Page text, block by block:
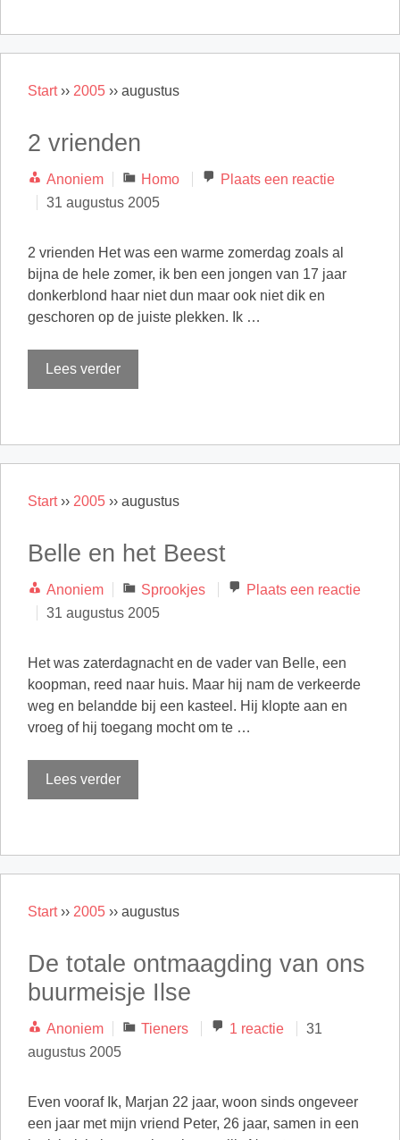
Start›› 2005 ›› augustus
2 vrienden
Anoniem Categorieën
Homo
Plaats een reactie
31 augustus 2005
2 vrienden Het was een warme zomerdag zoals al
bijna de hele zomer, ik ben een jongen van 17 jaar
donkerblond haar niet dun maar ook niet dik en
geschoren op de juiste plekken. Ik …
Lees verder
Start›› 2005 ›› augustus
Belle en het Beest
Anoniem Categorieën
Sprookjes
Plaats een reactie
31 augustus 2005
Het was zaterdagnacht en de vader van Belle, een
koopman, reed naar huis. Maar hij nam de verkeerde
weg en belandde bij een kasteel. Hij klopte aan en
vroeg of hij toegang mocht om te …
Lees verder
Start›› 2005 ›› augustus
De totale ontmaagding van ons
buurmeisje Ilse
Anoniem Categorieën
Tieners 1 reactie
31
augustus 2005
Even vooraf Ik, Marjan 22 jaar, woon sinds ongeveer
een jaar met mijn vriend Peter, 26 jaar, samen in een